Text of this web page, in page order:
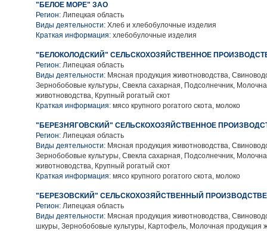
"БЕЛОЕ МОРЕ" ЗАО
Регион: Липецкая область
Виды деятельности: Хлеб и хлебобулочные изделия
Краткая информация: хлебобулочные изделия
"БЕЛОКОЛОДСКИЙ" СЕЛЬСКОХОЗЯЙСТВЕННОЕ
Регион: Липецкая область
Виды деятельности: Мясная продукция животноводства,
Зернобобовые культуры, Свекла сахарная, Подсолнечник,
животноводства, Крупный рогатый скот
Краткая информация: мясо крупного рогатого скота, молоко
"БЕРЕЗНЯГОВСКИЙ" СЕЛЬСКОХОЗЯЙСТВЕННОЕ
Регион: Липецкая область
Виды деятельности: Мясная продукция животноводства,
Зернобобовые культуры, Свекла сахарная, Подсолнечник,
животноводства, Крупный рогатый скот
Краткая информация: мясо крупного рогатого скота, молоко
"БЕРЕЗОВСКИЙ" СЕЛЬСКОХОЗЯЙСТВЕННЫЙ
Регион: Липецкая область
Виды деятельности: Мясная продукция животноводства,
шкуры, Зернобобовые культуры, Картофель, Молочная продукция